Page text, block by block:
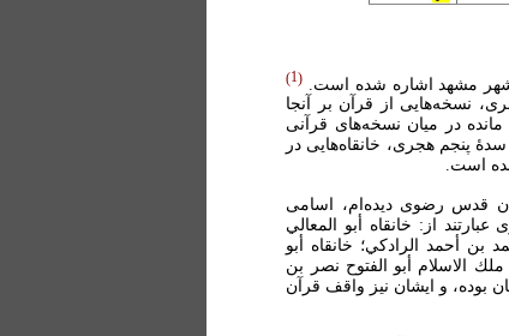
شهر مشهد اشاره شده است. 1
نسخه‌هایی از قرآن بر آنجا
در میان نسخه‌های قرآنی
پنجم هجری، خانقاه‌هایی در
است.
قدس رضوی دیده‌ام، اسامی
از: خانقاه أبو المعالي
أحمد الرادکي؛ خانقاه أبو
الاسلام أبو الفتوح نصر بن
بوده، و ایشان نیز واقف قرآن